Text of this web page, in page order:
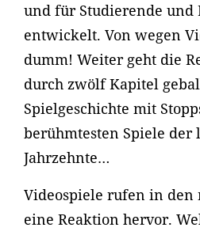
und für Studierende und
entwickelt. Von wegen
dumm! Weiter geht die
durch zwölf Kapitel
Spielgeschichte mit
berühmtesten Spiele der
Jahrzehnte…
Videospiele rufen in den
eine Reaktion hervor.